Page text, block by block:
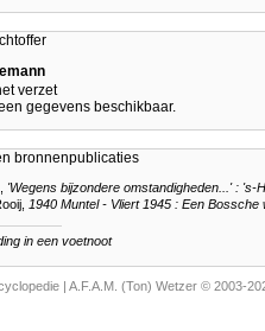
verzet
gegevens beschikbaar.
bronnenpublicaties
'Wegens bijzondere omstandigheden...' :
1940 Muntel - Vliert 1945 : Een Bossche
in een voetnoot
| A.F.A.M. (Ton) Wetzer © 2003-